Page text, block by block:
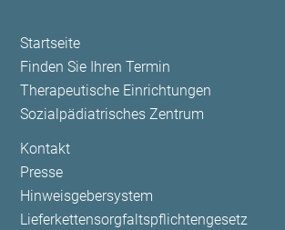
Navigation
überspringen
Startseite
Finden Sie Ihren Termin
Therapeutische Einrichtungen
Sozialpädiatrisches Zentrum
Navigation
überspringen
Kontakt
Presse
Hinweisgebersystem
Lieferkettensorgfaltspflichtengesetz